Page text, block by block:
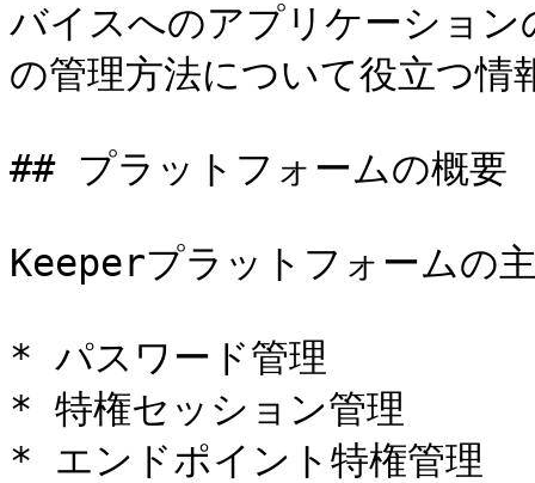
バイスへのアプリケーショ
の管理方法について役立つ情
## プラットフォームの概要
Keeperプラットフォームの
* パスワード管理
* 特権セッション管理
* エンドポイント特権管理